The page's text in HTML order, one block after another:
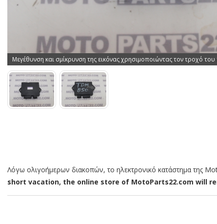
Μεγέθυνση και σμίκρυνση της εικόνας χρησιμοποιώντας τον τροχό του
Λόγω ολιγοήμερων διακοπών, το ηλεκτρονικό κατάστημα της
short vacation, the online store of MotoParts22.com will